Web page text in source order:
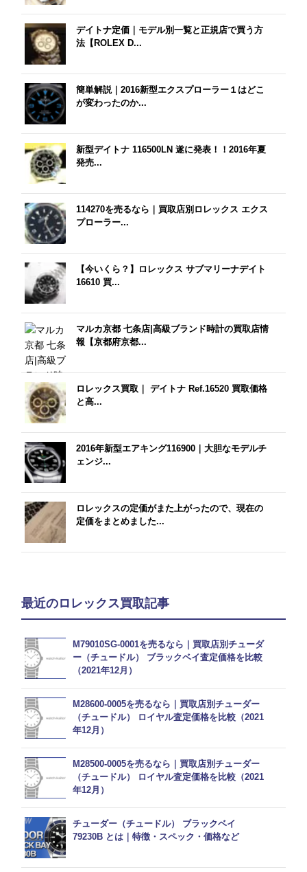
デイトナ定価｜モデル別一覧と正規店で買う方
法【ROLEX D...
簡単解説｜2016新型エクスプローラー１はどこ
が変わったのか...
新型デイトナ 116500LN 遂に発表！！2016年夏
発売...
114270を売るなら｜買取店別ロレックス エクス
プローラー...
【今いくら？】ロレックス サブマリーナデイト
16610 買...
マルカ京都 七条店|高級ブランド時計の買取店情
報【京都府京都...
ロレックス買取｜ デイトナ Ref.16520 買取価格
と高...
2016年新型エアキング116900｜大胆なモデルチ
ェンジ...
ロレックスの定価がまた上がったので、現在の
定価をまとめました...
最近のロレックス買取記事
M79010SG-0001を売るなら｜買取店別チューダ
ー（チュードル） ブラックベイ査定価格を比較
（2021年12月）
M28600-0005を売るなら｜買取店別チューダー
（チュードル） ロイヤル査定価格を比較（2021
年12月）
M28500-0005を売るなら｜買取店別チューダー
（チュードル） ロイヤル査定価格を比較（2021
年12月）
チューダー（チュードル） ブラックベイ
79230B とは｜特徴・スペック・価格など